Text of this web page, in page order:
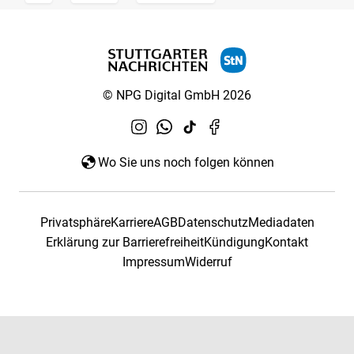
© NPG Digital GmbH 2026
Wo Sie uns noch folgen können
PrivatsphäreKarriereAGBDatenschutzMediadaten
Erklärung zur BarrierefreiheitKündigungKontakt
ImpressumWiderruf